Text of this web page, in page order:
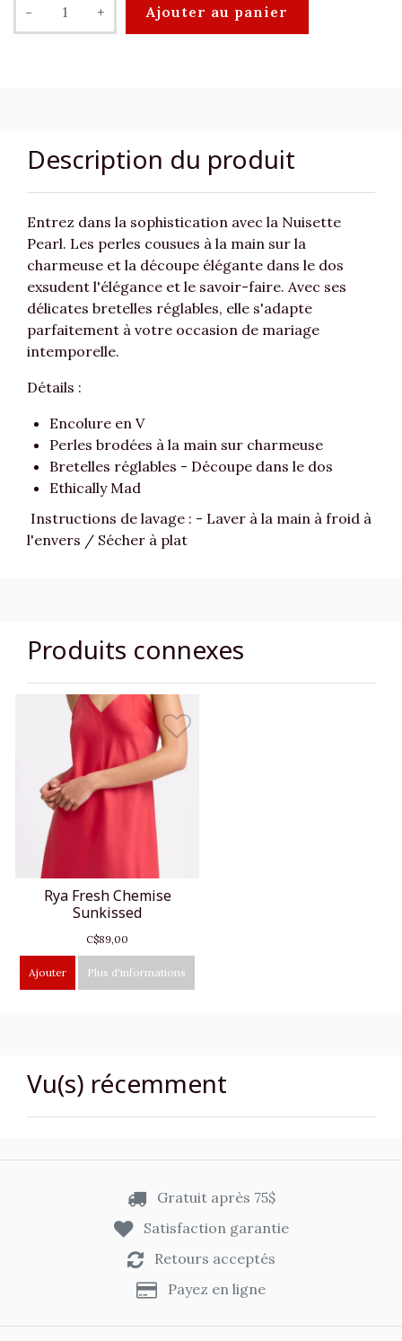
- + Ajouter au panier
Description du produit
Entrez dans la sophistication avec la Nuisette
Pearl. Les perles cousues à la main sur la
charmeuse et la découpe élégante dans le dos
exsudent l'élégance et le savoir-faire. Avec ses
délicates bretelles réglables, elle s'adapte
parfaitement à votre occasion de mariage
intemporelle.
Détails :
Encolure en V
Perles brodées à la main sur charmeuse
Bretelles réglables - Découpe dans le dos
Ethically Mad
Instructions de lavage : - Laver à la main à froid à
l'envers / Sécher à plat
Produits connexes
Rya Fresh Chemise
Sunkissed
C$89,00
Ajouter Plus d'informations
Vu(s) récemment
Gratuit après 75$
Satisfaction garantie
Retours acceptés
Payez en ligne